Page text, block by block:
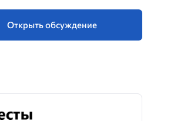
Открыть обсуждение